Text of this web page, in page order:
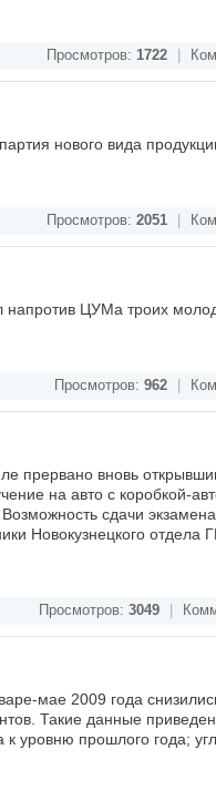
Просмотров: 1722
нового вида
Просмотров: 2051
напротив ЦУМа троих
Просмотров: 962
прервано вновь
на авто с коробкой-
Возможность сдачи
Новокузнецкого отдела
Просмотров: 3049
мае 2009 года
Такие данные
к уровню прошлого года;